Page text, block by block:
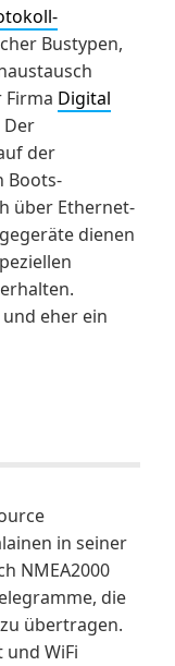
Bustypen,
Firma Digital
der
Boots-
über Ethernet-
dienen
eher ein
in seiner
NMEA2000
die
übertragen.
und WiFi